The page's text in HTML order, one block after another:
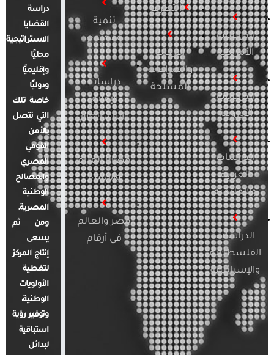
الدراسات
الأمريكية
الدراسات
الأوروبية
الدراسات
العربية
والإقليمية
الدراسات
الفلسطينية
والإسرائيلية
التطرف
الإرهاب
والصراعات
المسلحة
تنمية
ومجتمع
دراسات
الإعلام
والرأي العام
قضايا المرأة
والأسرة
مصر والعالم
في أرقام
دراسة
القضايا
الاستراتيجية
محليًا
وإقليميًا
ودوليًا
خاصة تلك
التي تتصل
بالأمن
القومي
المصري
والمصالح
الوطنية
المصرية.
ومن ثم
يسعى
إنتاج المركز
لتغطية
الأولويات
الوطنية،
وتوفير رؤية
استباقية
لبدائل